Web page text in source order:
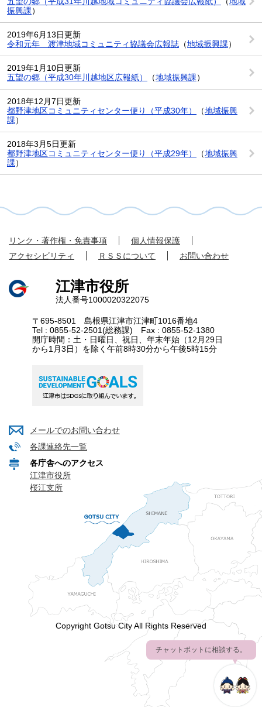
振興課）
2019年6月13日更新
令和元年 渡津地域コミュニティ協議会広報誌 （地域振興課）
2019年1月10日更新
五望の郷（平成30年川越地区広報紙）
（地域振興課）
2018年12月7日更新
都野津地区コミュニティセンター便り（平成30年）
（地域振興
課）
2018年3月5日更新
都野津地区コミュニティセンター便り（平成29年）
（地域振興
課）
リンク・著作権・免責事項
個人情報保護
アクセシビリティ
ＲＳＳについて お問い合わせ
江津市役所
法人番号1000020322075
〒695-8501 島根県江津市江津町1016番地4
Tel : 0855-52-2501(総務課) Fax : 0855-52-1380
開庁時間：土・日曜日、祝日、年末年始（12月29日
から1月3日）を除く午前8時30分から午後5時15分
メールでのお問い合わせ
各課連絡先一覧
各庁舎へのアクセス
江津市役所
桜江支所
Copyright Gotsu City All Rights Reserved
チャットボットに相談する。